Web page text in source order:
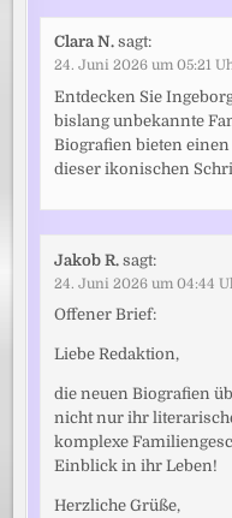
Clara N. sagt:
24. Juni 2026 um 05:21
Entdecken Sie
bislang unbekannte
Biografien bieten
dieser ikonischen
Jakob R. sagt:
24. Juni 2026 um 04:44
Offener Brief:
Liebe Redaktion,
die neuen Biografien
nicht nur ihr
komplexe
Einblick in ihr Leben!
Herzliche Grüße,